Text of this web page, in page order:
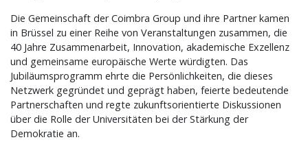
Die Gemeinschaft der Coimbra Group und ihre Partner kamen
in Brüssel zu einer Reihe von Veranstaltungen zusammen, die
40 Jahre Zusammenarbeit, Innovation, akademische Exzellenz
und gemeinsame europäische Werte würdigten. Das
Jubiläumsprogramm ehrte die Persönlichkeiten, die dieses
Netzwerk gegründet und geprägt haben, feierte bedeutende
Partnerschaften und regte zukunftsorientierte Diskussionen
über die Rolle der Universitäten bei der Stärkung der
Demokratie an.